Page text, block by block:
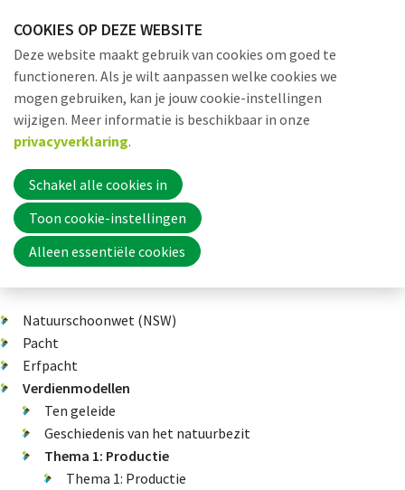
links
over
Jump
to
navigation
to
main
content
Dossiers Verdienmodellen Thema 1: Productie
Landbouwpacht
Natuurschoonwet (NSW)
Pacht
Erfpacht
Verdienmodellen
Ten geleide
Geschiedenis van het natuurbezit
Thema 1: Productie
Thema 1: Productie
Word nu lid
COOKIES OP DEZE WEBSITE
Deze website maakt gebruik van cookies om goed te
functioneren. Als je wilt aanpassen welke cookies we
mogen gebruiken, kan je jouw cookie-instellingen
wijzigen. Meer informatie is beschikbaar in onze
privacyverklaring.
Schakel alle cookies in
Toon cookie-instellingen
Alleen essentiële cookies